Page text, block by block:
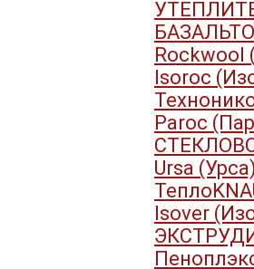
Rockwool
Isoroc
Paroc
Ursa (Урса)
Isover